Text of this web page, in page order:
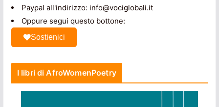
Paypal all'indirizzo: info@vociglobali.it
Oppure segui questo bottone:
Sostienici
I libri di AfroWomenPoetry